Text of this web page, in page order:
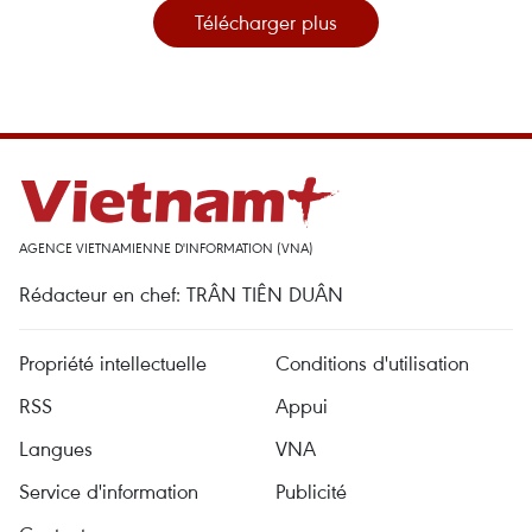
Télécharger plus
AGENCE VIETNAMIENNE D'INFORMATION (VNA)
Rédacteur en chef: TRÂN TIÊN DUÂN
Propriété intellectuelle
Conditions d'utilisation
RSS
Appui
Langues
VNA
Service d'information
Publicité